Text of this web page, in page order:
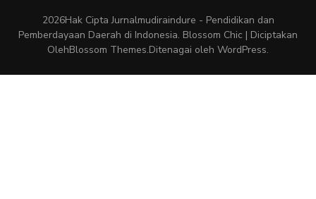
2026Hak CiptaJurnalmudiraindure - Pendidikan dan
Pemberdayaan Daerah di Indonesia. Blossom Chic | Diciptakan
OlehBlossom Themes.Ditenagai oleh WordPress.